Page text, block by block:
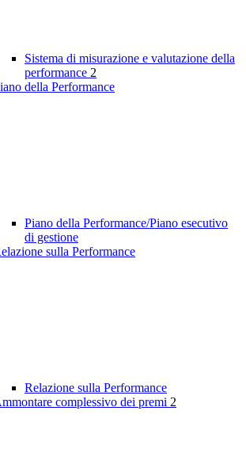
Sistema di misurazione e valutazione della
performance 2
della Performance
Piano della Performance/Piano esecutivo
di gestione
sulla Performance
Relazione sulla Performance
complessivo dei premi 2